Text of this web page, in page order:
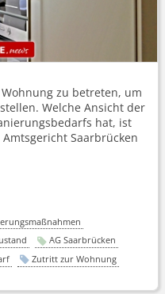
zu betreten, um
Welche Ansicht der
hat, ist
Saarbrücken
AG Saarbrücken
Zutritt zur Wohnung